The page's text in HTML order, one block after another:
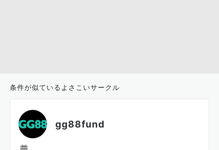
条件が似ているよさこいサークル
gg88fund